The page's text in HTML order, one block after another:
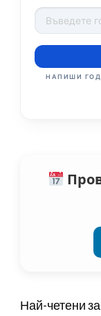
НАПИШИ
Най-четени